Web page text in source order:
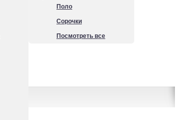
Поло
Сорочки
Посмотреть все